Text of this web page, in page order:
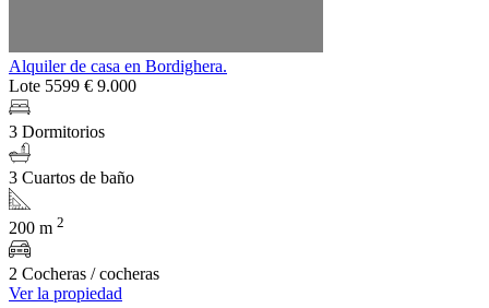
Alquiler de casa en Bordighera.
Lote 5599 € 9.000
3 Dormitorios
3 Cuartos de baño
200 m 2
2 Cocheras / cocheras
Ver la propiedad